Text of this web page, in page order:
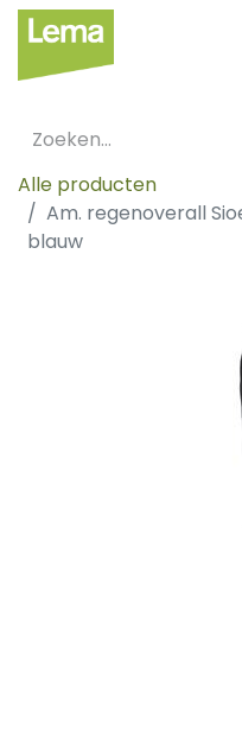
Alle producten
Am. regenoverall
blauw